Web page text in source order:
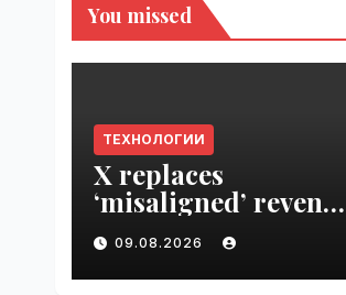
You missed
ТЕХНОЛОГИИ
X replaces
‘misaligned’ revenue
sharing program
with Original
Content Rewards |
09.08.2026